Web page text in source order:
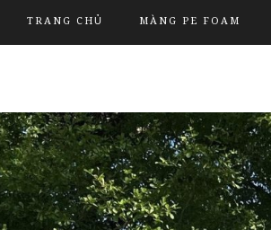
TRANG CHỦ MÀNG PE FOAM